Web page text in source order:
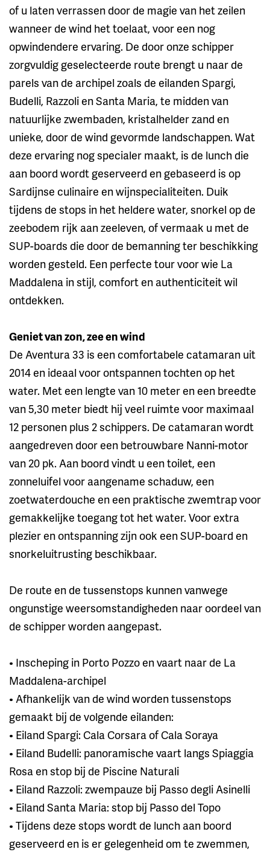
of u laten verrassen door de magie van het zeilen
wanneer de wind het toelaat, voor een nog
opwindendere ervaring. De door onze schipper
zorgvuldig geselecteerde route brengt u naar de
parels van de archipel zoals de eilanden Spargi,
Budelli, Razzoli en Santa Maria, te midden van
natuurlijke zwembaden, kristalhelder zand en
unieke, door de wind gevormde landschappen. Wat
deze ervaring nog specialer maakt, is de lunch die
aan boord wordt geserveerd en gebaseerd is op
Sardijnse culinaire en wijnspecialiteiten. Duik
tijdens de stops in het heldere water, snorkel op de
zeebodem rijk aan zeeleven, of vermaak u met de
SUP-boards die door de bemanning ter beschikking
worden gesteld. Een perfecte tour voor wie La
Maddalena in stijl, comfort en authenticiteit wil
ontdekken.
Geniet van zon, zee en wind
De Aventura 33 is een comfortabele catamaran uit
2014 en ideaal voor ontspannen tochten op het
water. Met een lengte van 10 meter en een breedte
van 5,30 meter biedt hij veel ruimte voor maximaal
12 personen plus 2 schippers. De catamaran wordt
aangedreven door een betrouwbare Nanni-motor
van 20 pk. Aan boord vindt u een toilet, een
zonneluifel voor aangename schaduw, een
zoetwaterdouche en een praktische zwemtrap voor
gemakkelijke toegang tot het water. Voor extra
plezier en ontspanning zijn ook een SUP-board en
snorkeluitrusting beschikbaar.
De route en de tussenstops kunnen vanwege
ongunstige weersomstandigheden naar oordeel van
de schipper worden aangepast.
• Inscheping in Porto Pozzo en vaart naar de La
Maddalena-archipel
• Afhankelijk van de wind worden tussenstops
gemaakt bij de volgende eilanden:
• Eiland Spargi: Cala Corsara of Cala Soraya
• Eiland Budelli: panoramische vaart langs Spiaggia
Rosa en stop bij de Piscine Naturali
• Eiland Razzoli: zwempauze bij Passo degli Asinelli
• Eiland Santa Maria: stop bij Passo del Topo
• Tijdens deze stops wordt de lunch aan boord
geserveerd en is er gelegenheid om te zwemmen,